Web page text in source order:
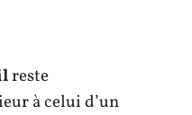
reste
à celui d’un